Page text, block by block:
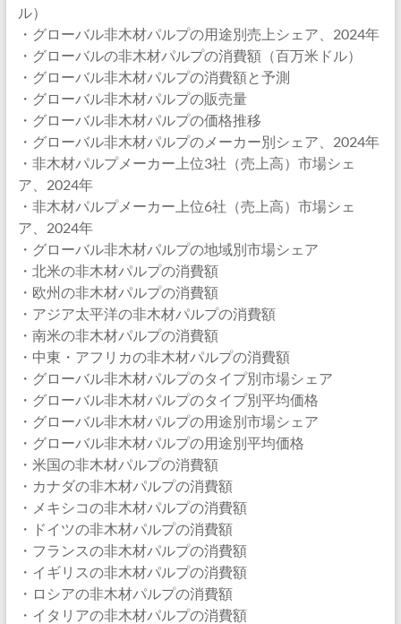
ル）
・グローバル非木材パルプの用途別売上シェア、2024年
・グローバルの非木材パルプの消費額（百万米ドル）
・グローバル非木材パルプの消費額と予測
・グローバル非木材パルプの販売量
・グローバル非木材パルプの価格推移
・グローバル非木材パルプのメーカー別シェア、2024年
・非木材パルプメーカー上位3社（売上高）市場シェ
ア、2024年
・非木材パルプメーカー上位6社（売上高）市場シェ
ア、2024年
・グローバル非木材パルプの地域別市場シェア
・北米の非木材パルプの消費額
・欧州の非木材パルプの消費額
・アジア太平洋の非木材パルプの消費額
・南米の非木材パルプの消費額
・中東・アフリカの非木材パルプの消費額
・グローバル非木材パルプのタイプ別市場シェア
・グローバル非木材パルプのタイプ別平均価格
・グローバル非木材パルプの用途別市場シェア
・グローバル非木材パルプの用途別平均価格
・米国の非木材パルプの消費額
・カナダの非木材パルプの消費額
・メキシコの非木材パルプの消費額
・ドイツの非木材パルプの消費額
・フランスの非木材パルプの消費額
・イギリスの非木材パルプの消費額
・ロシアの非木材パルプの消費額
・イタリアの非木材パルプの消費額